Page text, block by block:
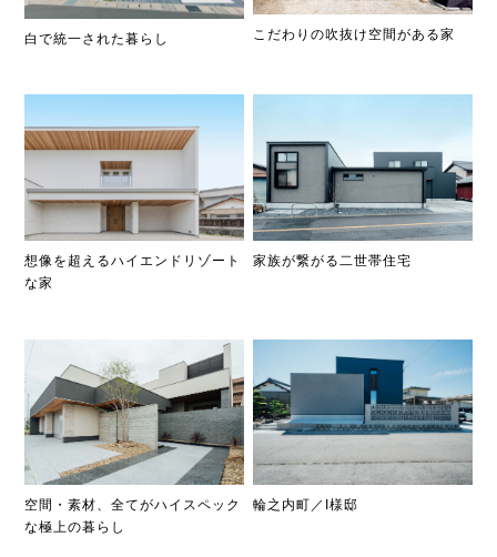
白で統一された暮らし こだわりの吹抜け空間がある家
想像を超えるハイエンドリゾート
な家
家族が繋がる二世帯住宅
空間・素材、全てがハイスペック
な極上の暮らし
輪之内町／I様邸